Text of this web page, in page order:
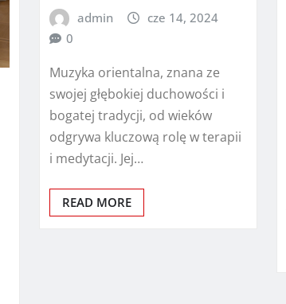
admin
cze 14, 2024
0
Muzyka orientalna, znana ze
swojej głębokiej duchowości i
bogatej tradycji, od wieków
odgrywa kluczową rolę w terapii
i medytacji. Jej…
READ MORE